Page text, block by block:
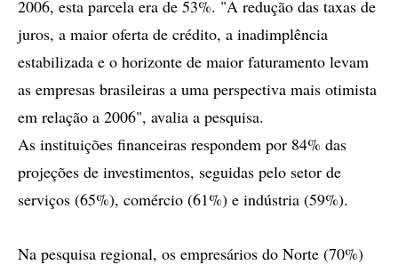
2006, esta parcela era de 53%. "A redução das taxas de
juros, a maior oferta de crédito, a inadimplência
estabilizada e o horizonte de maior faturamento levam
as empresas brasileiras a uma perspectiva mais otimista
em relação a 2006", avalia a pesquisa.
As instituições financeiras respondem por 84% das
projeções de investimentos, seguidas pelo setor de
serviços (65%), comércio (61%) e indústria (59%).
Na pesquisa regional, os empresários do Norte (70%)